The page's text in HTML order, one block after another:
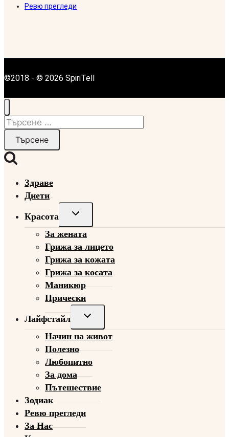
Ревю прегледи
©2018 - © 2026 SpiriTell
Търсене
Здраве
Диети
Красота
Toggle
menu
За жената
Грижа за лицето
Грижа за кожата
Грижа за косата
Маникюр
Прически
Лайфстайл
Toggle
menu
Начин на живот
Полезно
Любопитно
За дома
Пътешествие
Зодиак
Ревю прегледи
За Нас